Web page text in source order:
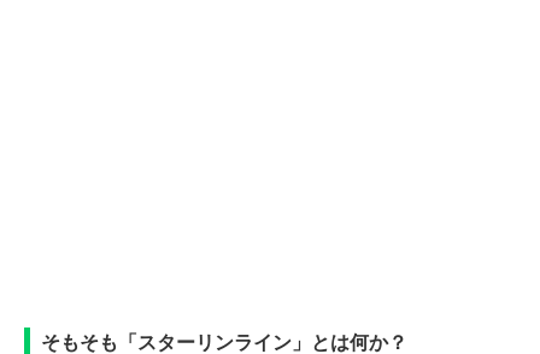
そもそも「スターリンライン」とは何か？